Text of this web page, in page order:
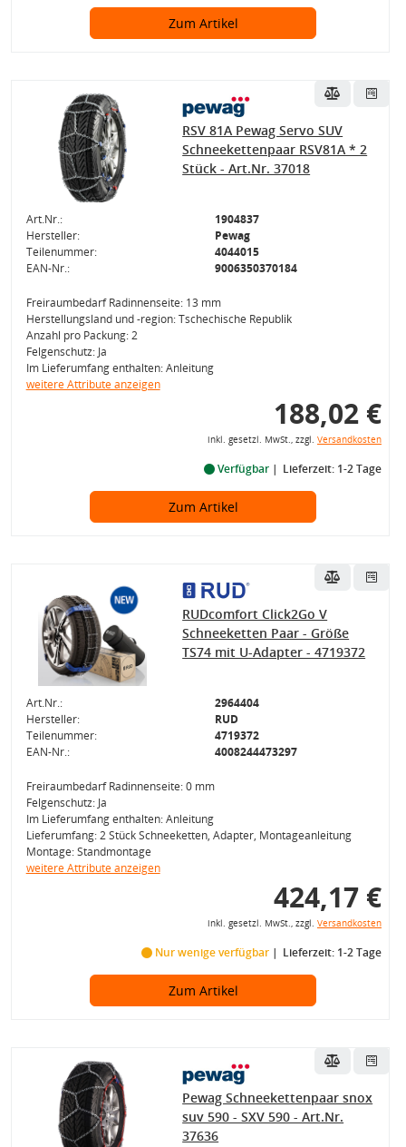
Zum Artikel
RSV 81A Pewag Servo SUV
Schneekettenpaar RSV81A * 2
Stück - Art.Nr. 37018
Art.Nr.:
1904837
Hersteller:
Pewag
Teilenummer:
4044015
EAN-Nr.:
9006350370184
Freiraumbedarf Radinnenseite: 13 mm
Herstellungsland und -region: Tschechische Republik
Anzahl pro Packung: 2
Felgenschutz: Ja
Im Lieferumfang enthalten: Anleitung
weitere Attribute anzeigen
188,02 €
inkl. gesetzl. MwSt., zzgl. Versandkosten
Verfügbar Lieferzeit: 1-2 Tage
Zum Artikel
RUDcomfort Click2Go V
Schneeketten Paar - Größe
TS74 mit U-Adapter - 4719372
Art.Nr.:
2964404
Hersteller:
RUD
Teilenummer:
4719372
EAN-Nr.:
4008244473297
Freiraumbedarf Radinnenseite: 0 mm
Felgenschutz: Ja
Im Lieferumfang enthalten: Anleitung
Lieferumfang: 2 Stück Schneeketten, Adapter, Montageanleitung
Montage: Standmontage
weitere Attribute anzeigen
424,17 €
inkl. gesetzl. MwSt., zzgl. Versandkosten
Nur wenige verfügbar Lieferzeit: 1-2 Tage
Zum Artikel
Pewag Schneekettenpaar snox
suv 590 - SXV 590 - Art.Nr.
37636